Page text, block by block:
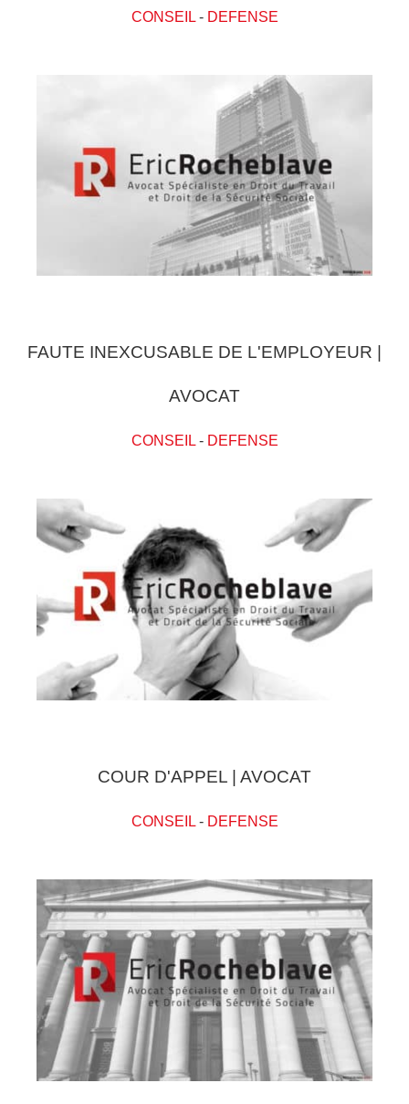
CONSEIL- DEFENSE
FAUTE INEXCUSABLE DE L'EMPLOYEUR |
AVOCAT
CONSEIL- DEFENSE
COUR D'APPEL | AVOCAT
CONSEIL- DEFENSE